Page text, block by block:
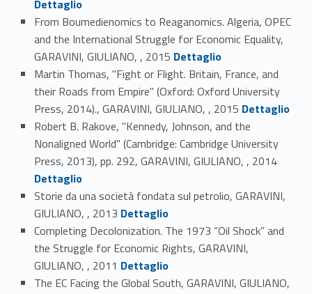
Dettaglio
From Boumedienomics to Reaganomics. Algeria, OPEC
and the International Struggle for Economic Equality,
GARAVINI, GIULIANO, , 2015 Link identifier #identifier_person_77318-9Dettaglio
Martin Thomas, "Fight or Flight. Britain, France, and
their Roads from Empire" (Oxford: Oxford University
Press, 2014)., GARAVINI, GIULIANO, , 2015 Link identifier #identifier_person_155871-10
Dettaglio
Robert B. Rakove, "Kennedy, Johnson, and the
Nonaligned World" (Cambridge: Cambridge University
Press, 2013), pp. 292, GARAVINI, GIULIANO, , 2014
Dettaglio
Storie da una società fondata sul petrolio, GARAVINI,
GIULIANO, , 2013 Link identifier #identifier_person_159889-12
Dettaglio
Completing Decolonization. The 1973 “Oil Shock” and
the Struggle for Economic Rights, GARAVINI,
GIULIANO, , 2011 Link identifier #identifier_person_143279-13
Dettaglio
The EC Facing the Global South, GARAVINI, GIULIANO,